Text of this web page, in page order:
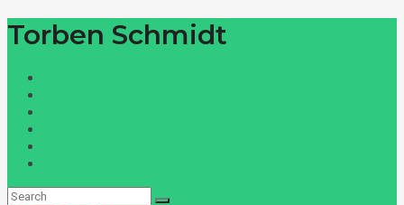
Torben Schmidt